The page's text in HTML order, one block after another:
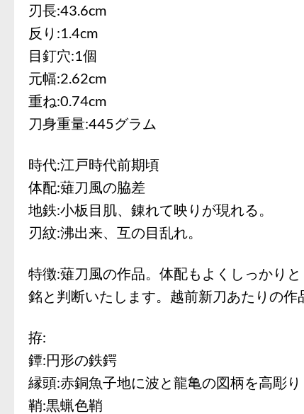
刃長:43.6cm
反り:1.4cm
目釘穴:1個
元幅:2.62cm
重ね:0.74cm
刀身重量:445グラム
時代:江戸時代前期頃
体配:薙刀風の脇差
地鉄:小板目肌、錬れて映りが現れる。
刃紋:沸出来、互の目乱れ。
特徴:薙刀風の作品。体配もよくしっかり
銘と判断いたします。越前新刀あたりの作
拵:
鐔:円形の鉄鍔
縁頭:赤銅魚子地に波と龍亀の図柄を高彫り
鞘:黒蝋色鞘